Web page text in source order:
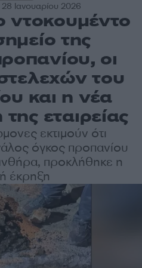
Ιανουαρίου 2026
ντοκουμέντο
της
οι
του
και η νέα
εταιρείας
εκτιμούν ότι
όγκος προπανίου
προκλήθηκε η
έκρηξη